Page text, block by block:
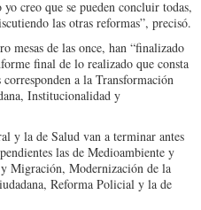
creo que se pueden concluir todas,
las otras reformas”, precisó.
mesas de las once, han “finalizado
final de lo realizado que consta
corresponden a la Transformación
Institucionalidad y
y la de Sa­lud van a terminar antes
las de Medioambiente y
Migración, Moderni­zación de la
Reforma Policial y la de